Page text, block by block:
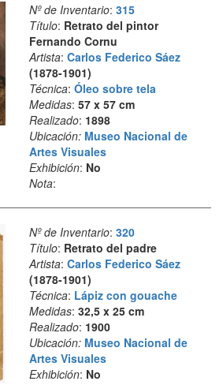
Nº de Inventario: 315
Título: Retrato del pintor
Fernando Cornu
Artista: Carlos Federico Sáez
(1878-1901)
Técnica: Óleo sobre tela
Medidas: 57 x 57 cm
Realizado: 1898
Ubicación: Museo Nacional de
Artes Visuales
Exhibición: No
Nota:
Nº de Inventario: 320
Título: Retrato del padre
Artista: Carlos Federico Sáez
(1878-1901)
Técnica: Lápiz con gouache
Medidas: 32,5 x 25 cm
Realizado: 1900
Ubicación: Museo Nacional de
Artes Visuales
Exhibición: No